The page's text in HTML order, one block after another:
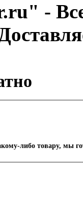
-
либо товару, мы